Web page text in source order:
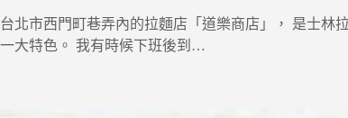
台北市西門町巷弄內的拉麵店「道樂商店」， 是士林
一大特色。 我有時候下班後到…